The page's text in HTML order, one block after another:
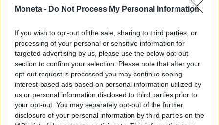
Moneta - Do Not Process My Personal Information
If you wish to opt-out of the sale, sharing to third parties, or
processing of your personal or sensitive information for
targeted advertising by us, please use the below opt-out
section to confirm your selection. Please note that after your
opt-out request is processed you may continue seeing
interest-based ads based on personal information utilized by
us or personal information disclosed to third parties prior to
your opt-out. You may separately opt-out of the further
disclosure of your personal information by third parties on the
statale algerina Sonatrach hanno firmato un
protocollo d’intesa volto a rafforzare la sicurezza
dell’approvvigionamento e a promuovere la
transizione energetica. L’intesa prevede nuovi
investimenti upstream e l’estensione dei contratti
in scadenza nel 2027.